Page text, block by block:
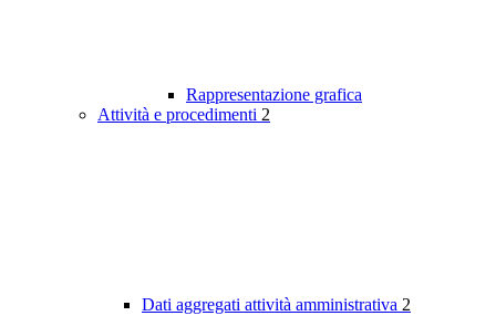
Rappresentazione grafica
Attività e procedimenti 2
Dati aggregati attività amministrativa 2